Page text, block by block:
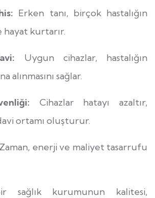
Erken tanı, birçok hastalığın
hayat kurtarır.
Uygun cihazlar, hastalığın
alınmasını sağlar.
Cihazlar hatayı azaltır,
ortamı oluşturur.
Zaman, enerji ve maliyet tasarrufu
sağlık kurumunun kalitesi,